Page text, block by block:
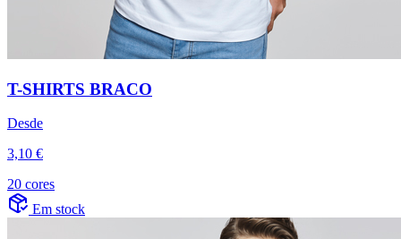
T-SHIRTS BRACO
Desde
3,10 €
20 cores
Em stock